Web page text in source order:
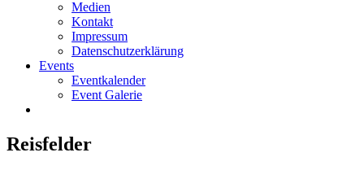
Medien
Kontakt
Impressum
Datenschutzerklärung
Events
Eventkalender
Event Galerie
Reisfelder